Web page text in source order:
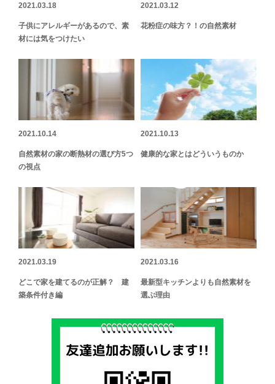
2021.03.18
子供にアレルギーがあるので、素
材には気をつけたい
2021.03.12
花粉症の味方？！の自然素材
2021.10.14
自然素材の家の断熱材の選び方5つ
の視点
2021.10.13
健康的な家とはどういうものか
2021.03.19
どこで家を建てるのが正解？ 建
築条件付き編
2021.03.16
最新型キッチンよりも自然素材を
選ぶ理由